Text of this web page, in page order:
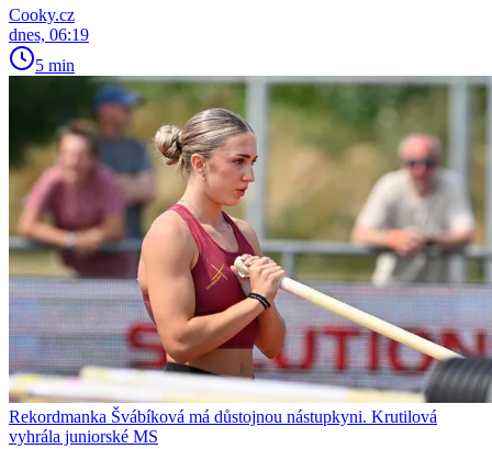
Cooky.cz
dnes, 06:19
5 min
Rekordmanka Švábíková má důstojnou nástupkyni. Krutilová
vyhrála juniorské MS